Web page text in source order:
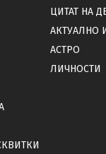
ЦИТАТ НА
АКТУАЛНО
АСТРО
ЛИЧНОСТИ